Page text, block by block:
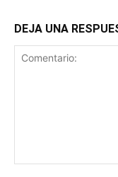
DEJA UNA